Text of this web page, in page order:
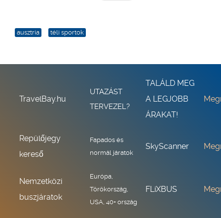
ausztria téli sportok
TravelBay.hu
UTAZÁST
TERVEZEL?
TALÁLD MEG
A LEGJOBB
ÁRAKAT!
Repülőjegy
kereső
Fapados és
normál járatok
SkyScanner
Nemzetközi
buszjáratok
Európa,
Törökország,
USA, 40+ ország
FLiXBUS